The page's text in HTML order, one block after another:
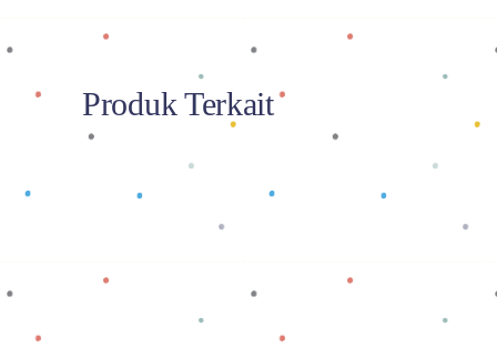
Produk Terkait
Baca selengkapnya